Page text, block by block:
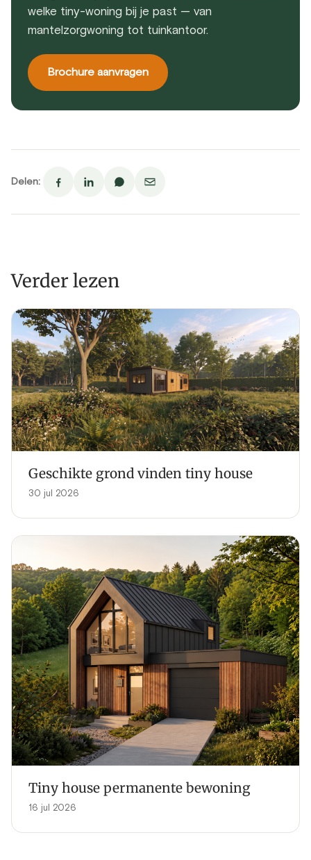
welke tiny-woning bij je past — van
mantelzorgwoning tot tuinkantoor.
Brochure aanvragen
Delen:
Verder lezen
Geschikte grond vinden tiny house
30 jul 2026
Tiny house permanente bewoning
16 jul 2026